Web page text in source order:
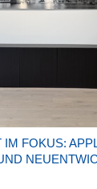
IM FOKUS: